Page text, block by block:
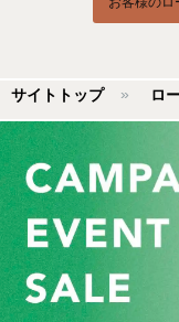
サイトトップ ロ